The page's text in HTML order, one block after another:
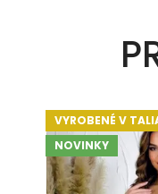
VYROBENÉ V
NOVINKY